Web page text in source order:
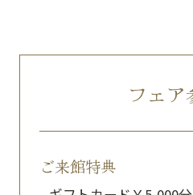
フェ
ご来館特典